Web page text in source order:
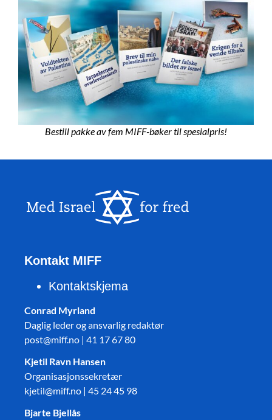
Bestill pakke av fem MIFF-bøker til spesialpris!
Kontakt MIFF
Kontaktskjema
Conrad Myrland
Daglig leder og ansvarlig redaktør
post@miff.no | 41 17 67 80
Kjetil Ravn Hansen
Organisasjonssekretær
kjetil@miff.no | 45 24 45 98
Bjarte Bjellås